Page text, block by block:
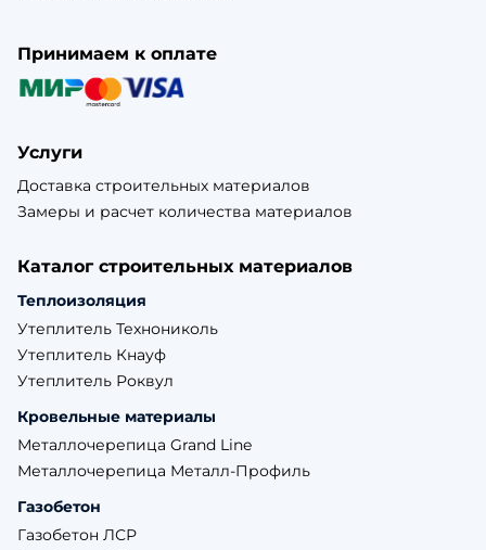
Принимаем к оплате
Услуги
Доставка строительных материалов
Замеры и расчет количества материалов
Каталог строительных материалов
Теплоизоляция
Утеплитель Технониколь
Утеплитель Кнауф
Утеплитель Роквул
Кровельные материалы
Металлочерепица Grand Line
Металлочерепица Металл-Профиль
Газобетон
Газобетон ЛСР